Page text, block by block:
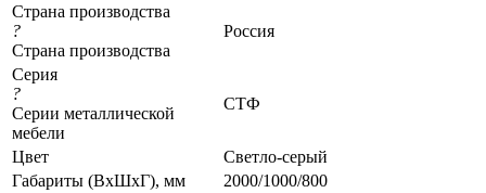
Страна производства
?
Страна производства
Россия
Серия
?
Серии металлической
мебели
СТФ
Цвет
Светло-серый
Габариты (ВхШхГ), мм
2000/1000/800